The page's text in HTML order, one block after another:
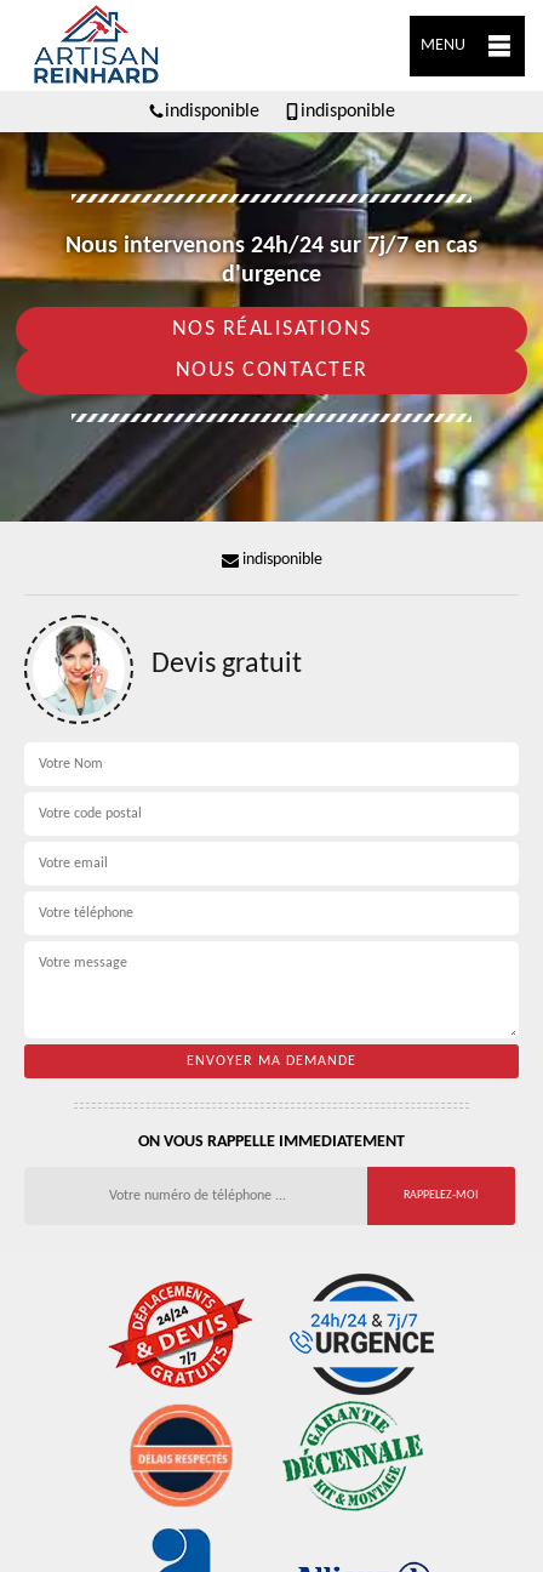
MENU
indisponible indisponible
Nous intervenons 24h/24 sur 7j/7 en cas
d'urgence
NOS RÉALISATIONS
NOUS CONTACTER
indisponible
Devis gratuit
ON VOUS RAPPELLE IMMEDIATEMENT